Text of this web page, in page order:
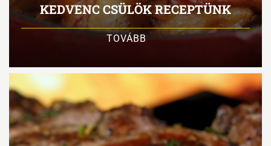
KEDVENC CSÜLÖK RECEPTÜNK
TOVÁBB